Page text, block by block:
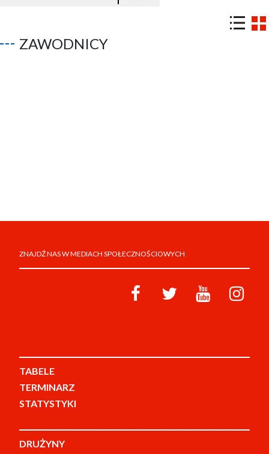
ZAWODNICY
ZNAJDŹ NAS W MEDIACH SPOŁECZNOŚCIOWYCH
TABELE
TERMINARZ
STATYSTYKI
DRUŻYNY